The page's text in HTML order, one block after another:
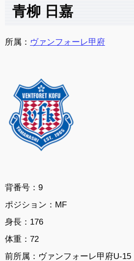
青柳 日嘉
所属： ヴァンフォーレ甲府
背番号：9
ポジション：MF
身長：176
体重：72
前所属：ヴァンフォーレ甲府U-15